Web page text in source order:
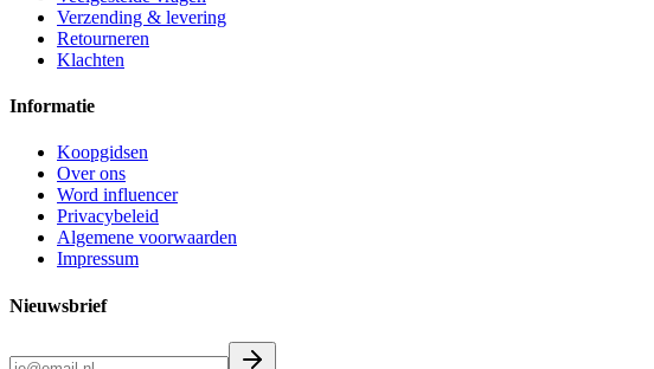
Verzending & levering
Retourneren
Klachten
Informatie
Koopgidsen
Over ons
Word influencer
Privacybeleid
Algemene voorwaarden
Impressum
Nieuwsbrief